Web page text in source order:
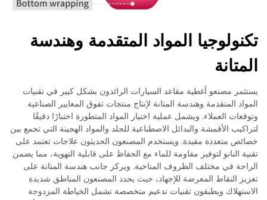
تكنولوجيا المواد المتقدمة وهندسة
المتانة
يستثمر مصنعو أغطية مقاعد السيارات الرائدون بشكل كبير في تقنيات
المواد المتقدمة وهندسة المتانة لإنتاج منتجات تفوق المعايير الصناعية
وتوقعات العملاء. ويشمل عملية اختيار المواد المتطورة اختبارًا دقيقًا
لتراكيب الأقمشة والبدائل الاصطناعية للجلد والمواد الهجينة التي تجمع بين
خصائص متعددة مفيدة. ويستخدم المصنعون الحديثون علاجات تعتمد على
تقنية النانو لتوفير مقاومة للماء مع الحفاظ على قابلية التهوية، مما يضمن
الراحة في مختلف الظروف المناخية. ويركز جانب هندسة المتانة على
تعزيز النقاط المعرضة للإجهاد، حيث يحدد المصنعون المناطق شديدة
الاستهلاك ويطبقون تقنيات تدعيم متخصصة تشمل الخياطة المزدوجة